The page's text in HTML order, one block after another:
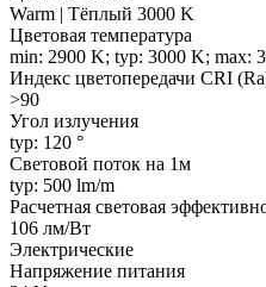
Warm | Тёплый 3000 K
Цветовая температура
min: 2900 K; typ: 3000 K; max:
Индекс цветопередачи CRI
>90
Угол излучения
typ: 120 °
Световой поток на 1м
typ: 500 lm/m
Расчетная световая
106 лм/Вт
Электрические
Напряжение питания